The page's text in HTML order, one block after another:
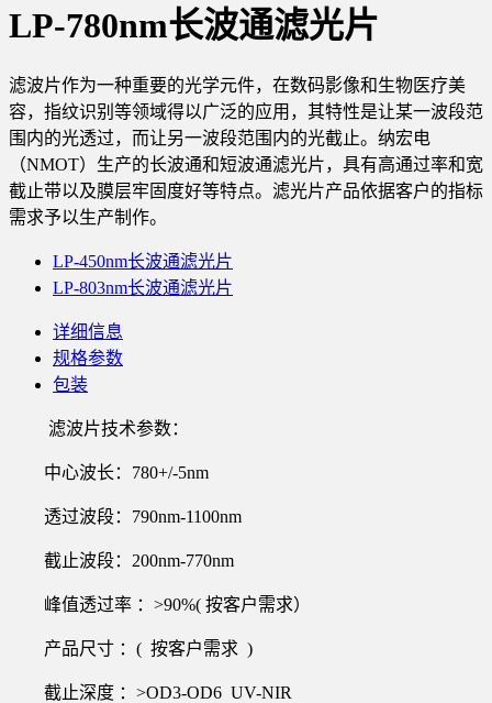
LP-780nm长波通滤光片
滤波片作为一种重要的光学元件，在数码影像和生物医疗美
容，指纹识别等领域得以广泛的应用，其特性是让某一波段范
围内的光透过，而让另一波段范围内的光截止。纳宏电
（NMOT）生产的长波通和短波通滤光片，具有高通过率和宽
截止带以及膜层牢固度好等特点。滤光片产品依据客户的指标
需求予以生产制作。
LP-450nm长波通滤光片
LP-803nm长波通滤光片
详细信息
规格参数
包装
滤波片技术参数：
中心波长：780+/-5nm
透过波段：790nm-1100nm
截止波段：200nm-770nm
峰值透过率 ：>90%( 按客户需求）
产品尺寸 ：( 按客户需求 )
截止深度 ：>OD3-OD6 UV-NIR